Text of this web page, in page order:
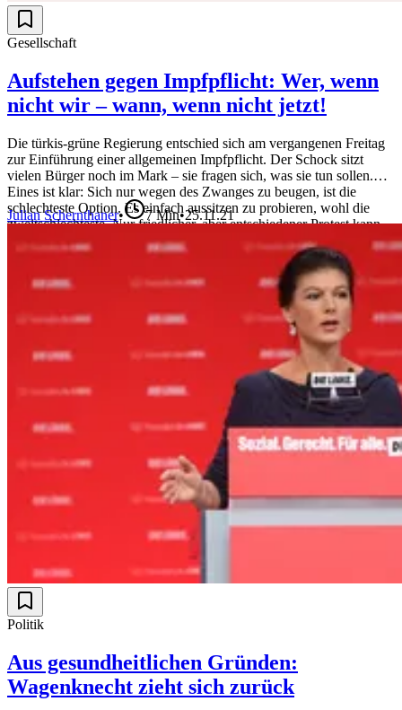
Gesellschaft
Aufstehen gegen Impfpflicht: Wer, wenn
nicht wir – wann, wenn nicht jetzt!
Die türkis-grüne Regierung entschied sich am vergangenen Freitag
zur Einführung einer allgemeinen Impfpflicht. Der Schock sitzt
vielen Bürger noch im Mark – sie fragen sich, was sie tun sollen.
Eines ist klar: Sich nur wegen des Zwanges zu beugen, ist die
schlechteste Option. Es einfach aussitzen zu probieren, wohl die
zweitschlechteste. Nur friedlicher, aber entschiedener Protest kann
uns nun noch retten.
Julian Schernthaner• 7Min•25.11.21
Politik
Aus gesundheitlichen Gründen:
Wagenknecht zieht sich zurück